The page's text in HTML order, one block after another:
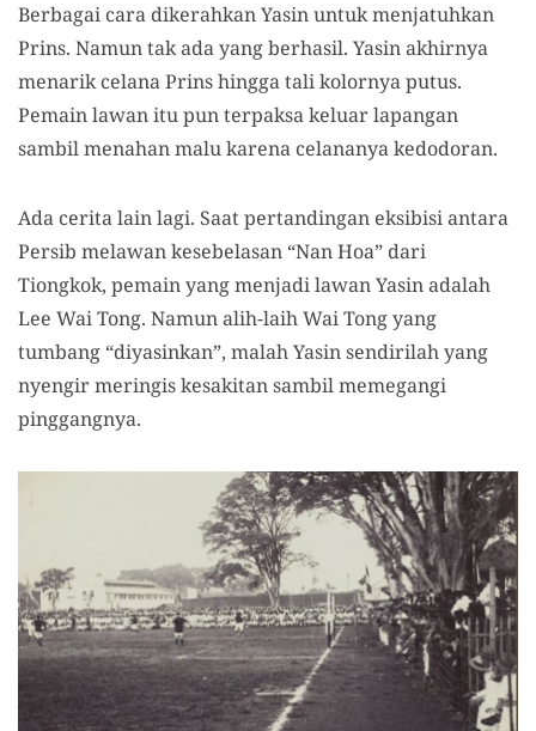
Berbagai cara dikerahkan Yasin untuk menjatuhkan
Prins. Namun tak ada yang berhasil. Yasin akhirnya
menarik celana Prins hingga tali kolornya putus.
Pemain lawan itu pun terpaksa keluar lapangan
sambil menahan malu karena celananya kedodoran.
Ada cerita lain lagi. Saat pertandingan eksibisi antara
Persib melawan kesebelasan “Nan Hoa” dari
Tiongkok, pemain yang menjadi lawan Yasin adalah
Lee Wai Tong. Namun alih-laih Wai Tong yang
tumbang “diyasinkan”, malah Yasin sendirilah yang
nyengir meringis kesakitan sambil memegangi
pinggangnya.